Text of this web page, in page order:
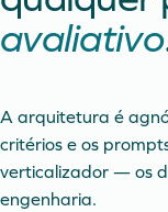
avaliativo
A arquitetura é
critérios e os
verticalizador — os
engenharia.